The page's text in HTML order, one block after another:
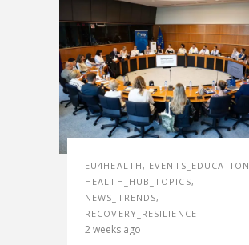
EU4HEALTH, EVENTS_EDUCATION
HEALTH_HUB_TOPICS,
NEWS_TRENDS,
RECOVERY_RESILIENCE
2 weeks ago